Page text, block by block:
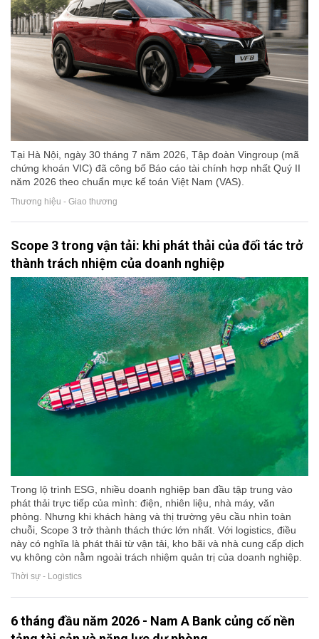
Tại Hà Nội, ngày 30 tháng 7 năm 2026, Tập đoàn Vingroup (mã
chứng khoán VIC) đã công bố Báo cáo tài chính hợp nhất Quý II
năm 2026 theo chuẩn mực kế toán Việt Nam (VAS).
Thương hiệu - Giao thương
Scope 3 trong vận tải: khi phát thải của đối tác trở
thành trách nhiệm của doanh nghiệp
Trong lộ trình ESG, nhiều doanh nghiệp ban đầu tập trung vào
phát thải trực tiếp của mình: điện, nhiên liệu, nhà máy, văn
phòng. Nhưng khi khách hàng và thị trường yêu cầu nhìn toàn
chuỗi, Scope 3 trở thành thách thức lớn nhất. Với logistics, điều
này có nghĩa là phát thải từ vận tải, kho bãi và nhà cung cấp dịch
vụ không còn nằm ngoài trách nhiệm quản trị của doanh nghiệp.
Thời sự - Logistics
6 tháng đầu năm 2026 - Nam A Bank củng cố nền